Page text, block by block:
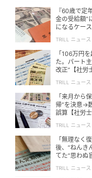
『60歳で定
金の受給額”
になるケース
TRILL ニュース
「106万円
た。パート
改正”【社労
TRILL ニュース
「来月から
帰”を決意→
誤算【社労士
TRILL ニュース
「無理なく
後、“ねんき
てた“思わぬ
TRILL ニュース